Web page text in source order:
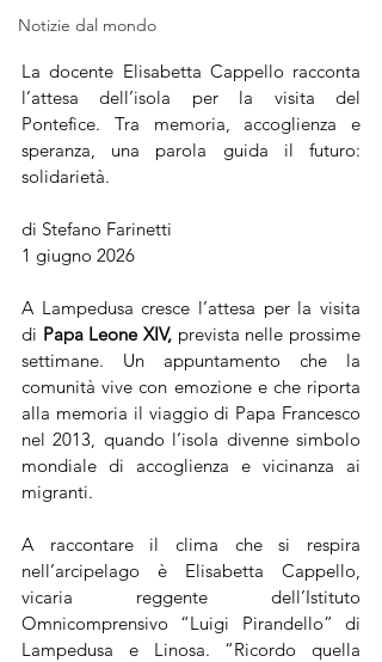
Notizie dal mondo
La docente Elisabetta Cappello racconta
l’attesa dell’isola per la visita del
Pontefice. Tra memoria, accoglienza e
speranza, una parola guida il futuro:
solidarietà.
di Stefano Farinetti
1 giugno 2026
A Lampedusa cresce l’attesa per la visita
di Papa Leone XIV, prevista nelle prossime
settimane. Un appuntamento che la
comunità vive con emozione e che riporta
alla memoria il viaggio di Papa Francesco
nel 2013, quando l’isola divenne simbolo
mondiale di accoglienza e vicinanza ai
migranti.
A raccontare il clima che si respira
nell’arcipelago è Elisabetta Cappello,
vicaria reggente dell’Istituto
Omnicomprensivo “Luigi Pirandello” di
Lampedusa e Linosa. “Ricordo quella